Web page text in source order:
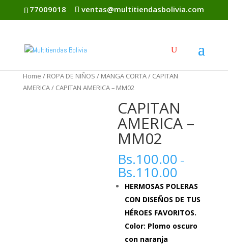
77009018 ventas@multitiendasbolivia.com
Home / ROPA DE NIÑOS / MANGA CORTA/ CAPITAN
AMERICA/ CAPITAN AMERICA – MM02
CAPITAN
AMERICA –
MM02
Bs.100.00 –
Bs.110.00
HERMOSAS POLERAS
CON DISEÑOS DE TUS
HÉROES FAVORITOS.
Color: Plomo oscuro
con naranja